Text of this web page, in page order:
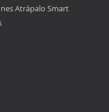
Atrápalo Smart